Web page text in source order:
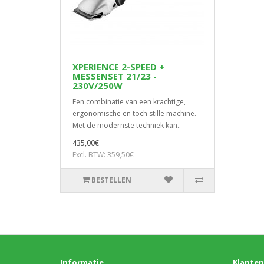
XPERIENCE 2-SPEED +
MESSENSET 21/23 -
230V/250W
Een combinatie van een krachtige,
ergonomische en toch stille machine.
Met de modernste techniek kan..
435,00€
Excl. BTW: 359,50€
BESTELLEN